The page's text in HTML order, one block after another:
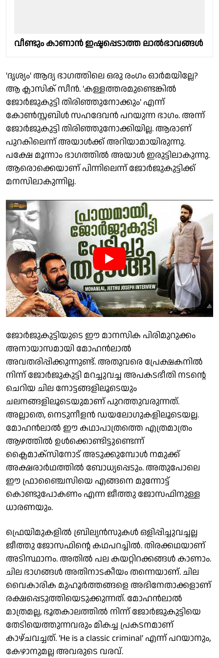
വീണ്ടും കാണാന്‍ ഇഷ്ടപ്പെടാത്ത ലാല്‍ഭാവങ്ങള്‍
'ദൃശ്യം' ആദ്യ ഭാ​ഗത്തിലെ ഒരു രം​ഗം ഓർമയില്ലേ?
ആ ക്ലാസിക് സീൻ. 'കള്ളത്തരമുണ്ടെങ്കിൽ
ജോർജുകുട്ടി തിരിഞ്ഞുനോക്കും' എന്ന്
കോൺസ്റ്റബിൾ സഹദേവൻ പറയുന്ന ഭാ​ഗം. അന്ന്
ജോർജുകുട്ടി തിരിഞ്ഞുനോക്കിയില്ല. ആരാണ്
പുറകിലെന്ന് അയാൾക്ക് അറിയാമായിരുന്നു.
പക്ഷേ മൂന്നാം ഭാ​ഗത്തിൽ അയാൾ ഇരുട്ടിലാകുന്നു.
ആരൊക്കെയാണ് പിന്നിലെന്ന് ജോർജുകുട്ടിക്ക്
മനസിലാകുന്നില്ല.
ജോർജുകുട്ടിയുടെ ഈ മാനസിക പിരിമുറുക്കം
അനായാസമായി മോഹൻലാൽ
അവതരിപ്പിക്കുന്നുണ്ട്. അതുവരെ പ്രേക്ഷകനിൽ
നിന്ന് ജോർജുകുട്ടി മറച്ചുവച്ച അപകടഭീതി നടന്റെ
ചെറിയ ചില നോട്ടങ്ങളിലൂടെയും
ചലനങ്ങളിലൂടെയുമാണ് പുറത്തുവരുന്നത്.
അല്ലാതെ, നെടുനീളൻ ഡയലോ​ഗുകളിലൂടെയല്ല.
മോഹൻലാൽ ഈ കഥാപാത്രത്തെ എത്രമാത്രം
ആഴത്തിൽ ഉൾക്കൊണ്ടിട്ടുണ്ടെന്ന്
ക്ലൈമാക്സിനോട് അടുക്കുമ്പോൾ നമുക്ക്
അക്ഷരാർഥത്തിൽ ബോധ്യപ്പെടും. അതുപോലെ
ഈ ഫ്രാഞ്ചൈസിയെ എങ്ങനെ മുന്നോട്ട്
കൊണ്ടുപോകണം എന്ന ജീത്തു ജോസഫിനുള്ള
ധാരണയും.
ഫ്രെയിമുകളിൽ ബ്രില്യൻസുകൾ ഒളിപ്പിച്ചുവച്ചല്ല
ജീത്തു ജോസഫിന്റെ കഥപറച്ചിൽ. തിരക്കഥയാണ്
അടിസ്ഥാനം. അതിൽ പല കയറ്റിറക്കങ്ങൾ കാണാം.
ചില ഭാ​ഗങ്ങൾ അതിനാടകീയം തന്നെയാണ്. ചില
വൈകാരിക മുഹൂർത്തങ്ങളെ അഭിനേതാക്കളാണ്
രക്ഷപ്പെടുത്തിയെടുക്കുന്നത്. മോഹൻലാൽ
മാത്രമല്ല, ഭൂതകാലത്തിൽ നിന്ന് ജോർജുകുട്ടിയെ
തേടിയെത്തുന്നവരും മികച്ച പ്രകടനമാണ്
കാഴ്ചവച്ചത്. 'He is a classic criminal' എന്ന് പറയാനും,
കേഴാനുമല്ല അവരുടെ വരവ്.